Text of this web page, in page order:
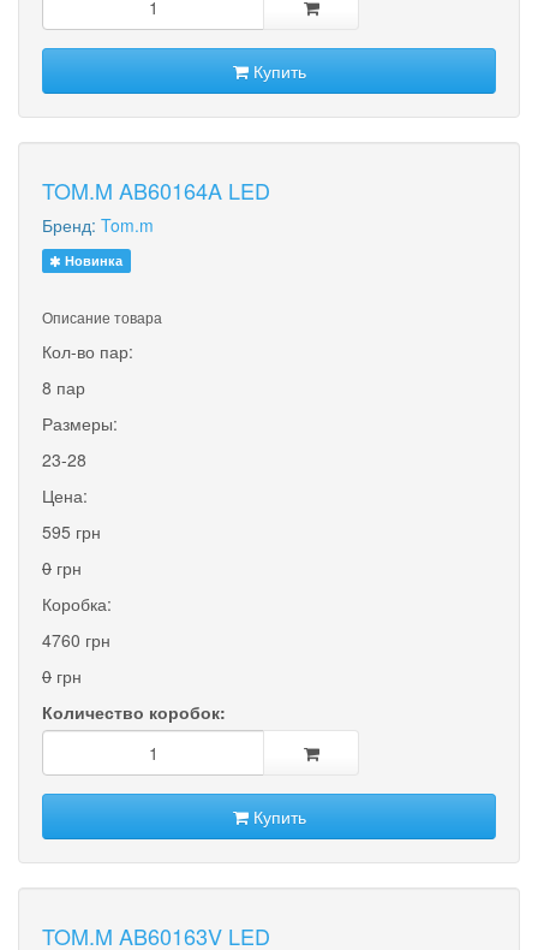
Купить
TOM.M AB60164A LED
Бренд: Tom.m
Новинка
Описание товара
Кол-во пар:
8 пар
Размеры:
23-28
Цена:
595 грн
0 грн
Коробка:
4760 грн
0 грн
Количество коробок:
Купить
TOM.M AB60163V LED